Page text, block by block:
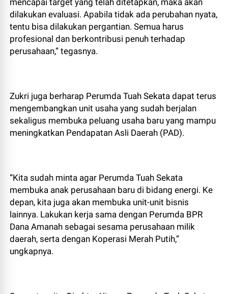
mencapai target yang telah ditetapkan, maka akan
dilakukan evaluasi. Apabila tidak ada perubahan nyata,
tentu bisa dilakukan pergantian. Semua harus
profesional dan berkontribusi penuh terhadap
perusahaan,” tegasnya.
Zukri juga berharap Perumda Tuah Sekata dapat terus
mengembangkan unit usaha yang sudah berjalan
sekaligus membuka peluang usaha baru yang mampu
meningkatkan Pendapatan Asli Daerah (PAD).
“Kita sudah minta agar Perumda Tuah Sekata
membuka anak perusahaan baru di bidang energi. Ke
depan, kita juga akan membuka unit-unit bisnis
lainnya. Lakukan kerja sama dengan Perumda BPR
Dana Amanah sebagai sesama perusahaan milik
daerah, serta dengan Koperasi Merah Putih,”
ungkapnya.